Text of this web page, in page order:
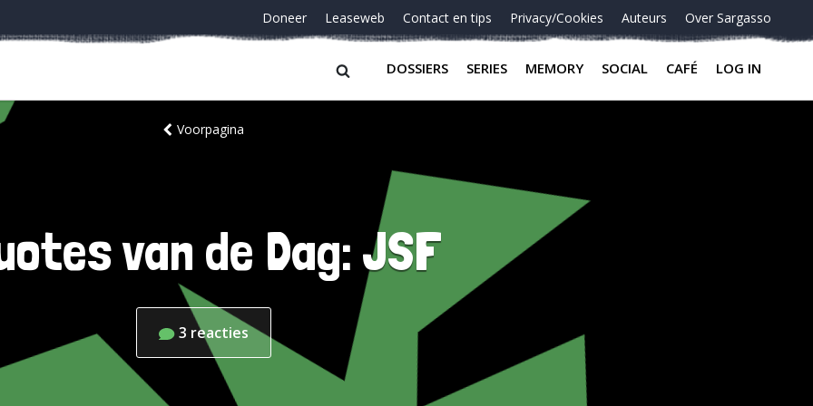
Doneer Leaseweb Contact en tips Privacy/Cookies Auteurs Over Sargasso
DOSSIERS SERIES MEMORY SOCIAL CAFÉ LOG IN
Voorpagina
van de Dag: JSF
3 reacties